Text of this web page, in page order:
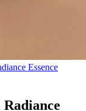
Essence